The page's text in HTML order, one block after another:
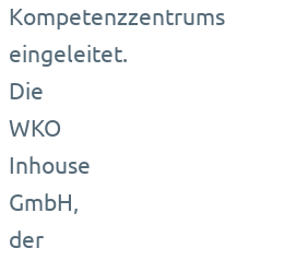
Kompetenzzentrums
eingeleitet.
Die
WKO
Inhouse
GmbH,
der